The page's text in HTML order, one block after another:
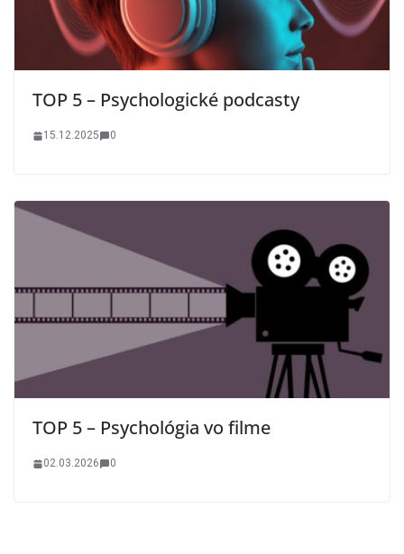
TOP 5 – Psychologické podcasty
15.12.2025 0
TOP 5 – Psychológia vo filme
02.03.2026 0